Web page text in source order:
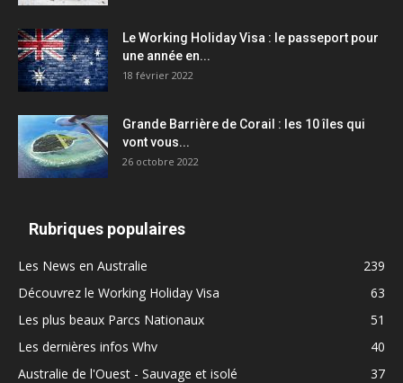
Le Working Holiday Visa : le passeport pour
une année en...
18 février 2022
Grande Barrière de Corail : les 10 îles qui
vont vous...
26 octobre 2022
Rubriques populaires
Les News en Australie
239
Découvrez le Working Holiday Visa
63
Les plus beaux Parcs Nationaux
51
Les dernières infos Whv
40
Australie de l'Ouest - Sauvage et isolé
37